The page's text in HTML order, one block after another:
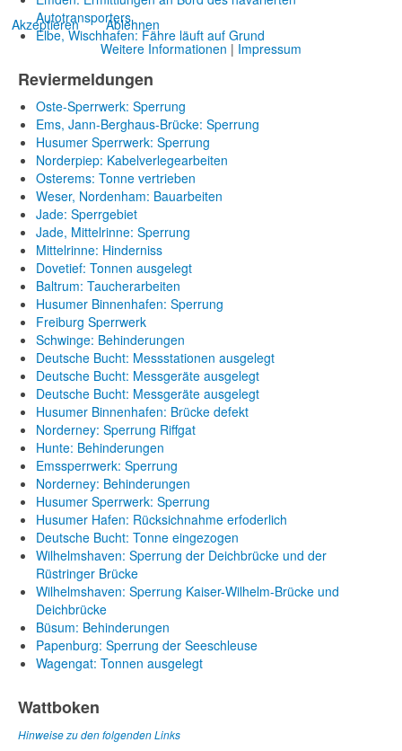
Autotransporters
Elbe, Wischhafen: Fähre läuft auf Grund
Reviermeldungen
Oste-Sperrwerk: Sperrung
Ems, Jann-Berghaus-Brücke: Sperrung
Husumer Sperrwerk: Sperrung
Norderpiep: Kabelverlegearbeiten
Osterems: Tonne vertrieben
Weser, Nordenham: Bauarbeiten
Jade: Sperrgebiet
Jade, Mittelrinne: Sperrung
Mittelrinne: Hinderniss
Dovetief: Tonnen ausgelegt
Baltrum: Taucherarbeiten
Husumer Binnenhafen: Sperrung
Freiburg Sperrwerk
Schwinge: Behinderungen
Deutsche Bucht: Messstationen ausgelegt
Deutsche Bucht: Messgeräte ausgelegt
Deutsche Bucht: Messgeräte ausgelegt
Husumer Binnenhafen: Brücke defekt
Norderney: Sperrung Riffgat
Hunte: Behinderungen
Emssperrwerk: Sperrung
Norderney: Behinderungen
Husumer Sperrwerk: Sperrung
Husumer Hafen: Rücksichnahme erfoderlich
Deutsche Bucht: Tonne eingezogen
Wilhelmshaven: Sperrung der Deichbrücke und der
Rüstringer Brücke
Wilhelmshaven: Sperrung Kaiser-Wilhelm-Brücke und
Deichbrücke
Büsum: Behinderungen
Papenburg: Sperrung der Seeschleuse
Wagengat: Tonnen ausgelegt
Wattboken
Hinweise zu den folgenden Links
Akzeptieren
Ablehnen
Weitere Informationen | Impressum